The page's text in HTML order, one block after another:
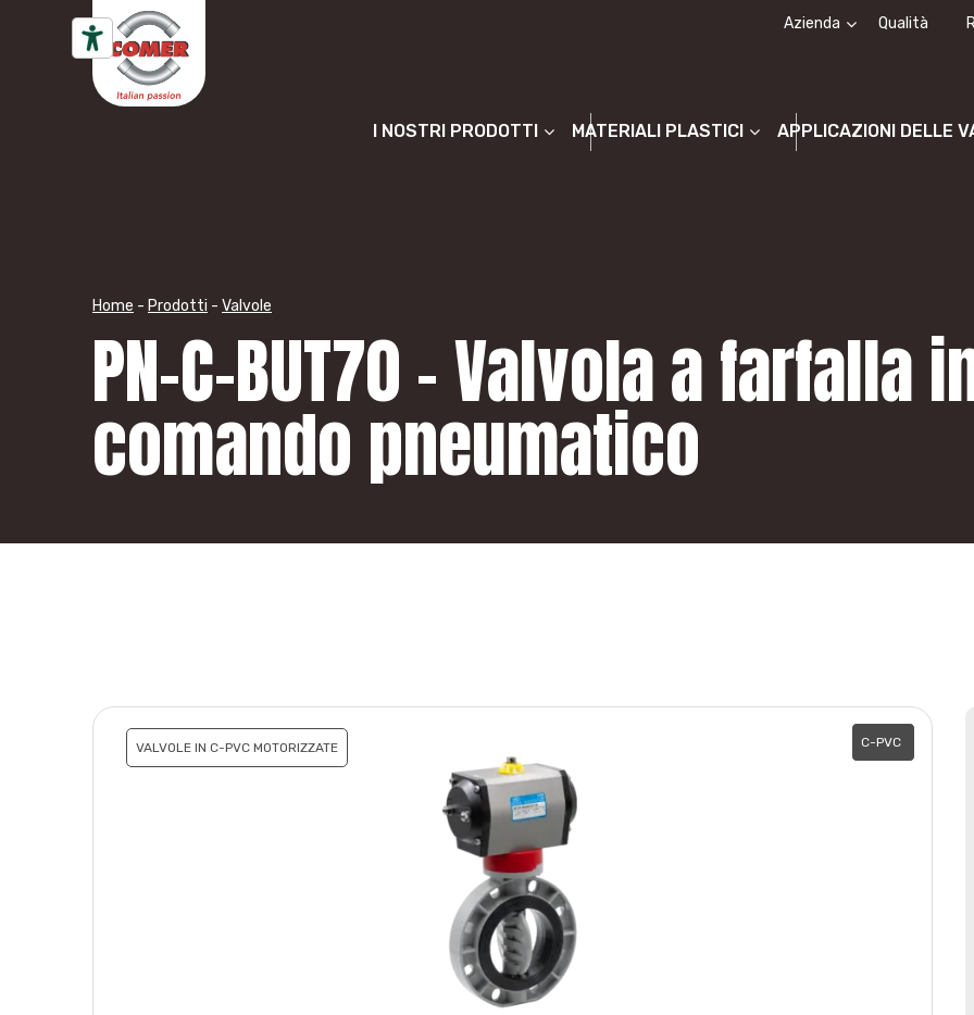
Vai al contenuto
Azienda Qualità
I NOSTRI PRODOTTI MATERIALI PLASTICI APPLICAZIONI DELLE
Home - Prodotti - Valvole
PN-C-BUT70 – Valvola a farfalla
comando pneumatico
VALVOLE IN C-PVC MOTORIZZATE C-PVC